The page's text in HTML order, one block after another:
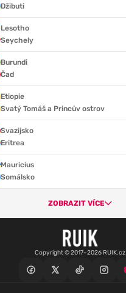
Džibuti
Lesotho
Seychely
Burundi
Čad
Etiopie
Svatý Tomáš a Princův ostrov
Svazijsko
Eritrea
Mauricius
Somálsko
ZOBRAZIT VÍCE
Copyright © 2017–2026 RUIK.cz